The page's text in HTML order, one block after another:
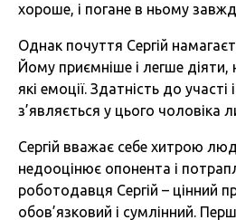
хороше, і погане в ньому
Однак почуття Сергій
Йому приємніше і легше
які емоції. Здатність до участі
з’являється у цього чоловіка
Сергій вважає себе хитрою
недооцінює опонента і
роботодавця Сергій – цінний
обов’язковий і сумлінний.